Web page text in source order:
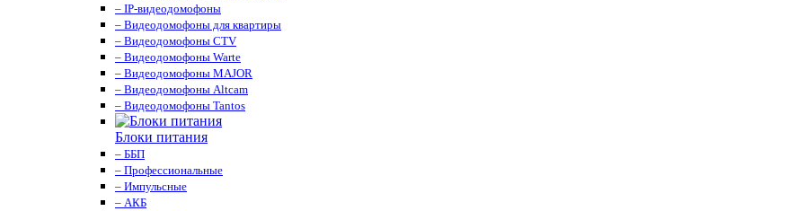
– IP-видеодомофоны
– Видеодомофоны для квартиры
– Видеодомофоны CTV
– Видеодомофоны Warte
– Видеодомофоны MAJOR
– Видеодомофоны Altcam
– Видеодомофоны Tantos
Блоки питания
– ББП
– Профессиональные
– Импульсные
– АКБ